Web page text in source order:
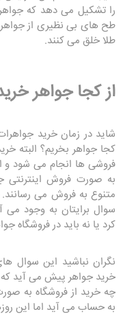
را تشکیل می دهد که
طح های بی نظیری از
طلا خلق می کنند.
از کجا جواهر
شاید در زمان خرید
کجا جواهر بخریم؟ البته
فروشی ها انجام می شود و
به صورت فروش
متنوع به فروش می
سوال برایتان به وجود می
کرد یا نه باید در فروشگاه
نگران نباشید این سوال
خرید جواهر پیش می آید که
چه خرید از فروشگاه به
به حساب می آید اما این